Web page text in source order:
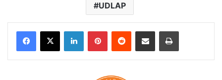
UDLAP
LinkedInPinterestReddit Share via Email Print